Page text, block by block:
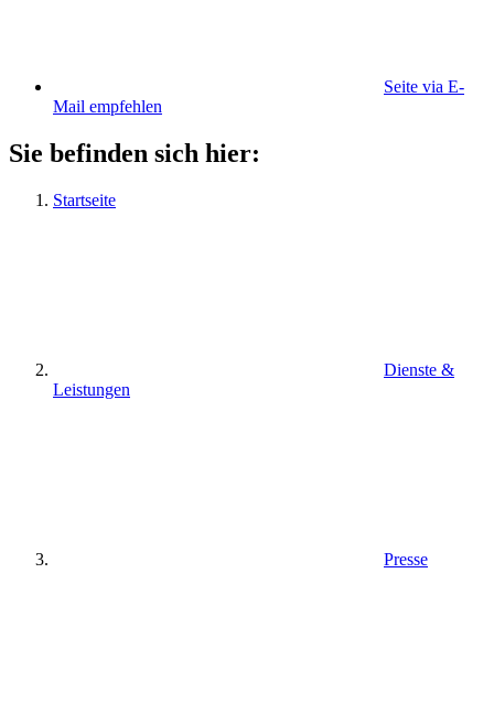
Seite via E-
Mail empfehlen
Sie befinden sich hier:
Startseite
Dienste &
Leistungen
Presse